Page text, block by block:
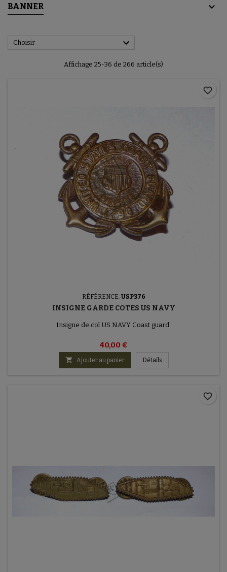
BANNER
Choisir 
Affichage 25-36 de 266 article(s)
RÉFÉRENCE: USP376
INSIGNE GARDE COTES US NAVY
Insigne de col US NAVY Coast guard
40,00 €
 Ajouter au panier Détails
favorite_border
favorite_border